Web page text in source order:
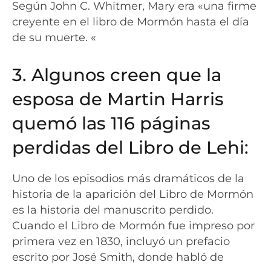
Según John C. Whitmer, Mary era «una firme
creyente en el libro de Mormón hasta el día
de su muerte. «
3. Algunos creen que la
esposa de Martin Harris
quemó las 116 páginas
perdidas del Libro de Lehi:
Uno de los episodios más dramáticos de la
historia de la aparición del Libro de Mormón
es la historia del manuscrito perdido.
Cuando el Libro de Mormón fue impreso por
primera vez en 1830, incluyó un prefacio
escrito por José Smith, donde habló de